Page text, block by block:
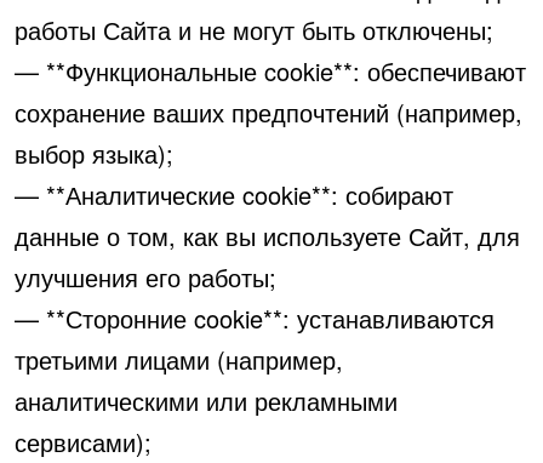
работы Сайта и не могут быть отключены;
— **Функциональные cookie**: обеспечивают
сохранение ваших предпочтений (например,
выбор языка);
— **Аналитические cookie**: собирают
данные о том, как вы используете Сайт, для
улучшения его работы;
— **Сторонние cookie**: устанавливаются
третьими лицами (например,
аналитическими или рекламными
сервисами);